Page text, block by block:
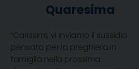
Quaresima
“Carissimi, vi inviamo il sussidio
pensato per la preghiera in
famiglia nella prossima